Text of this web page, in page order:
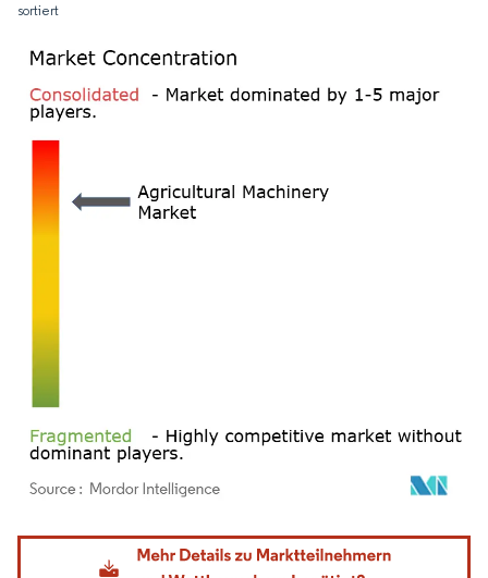
sortiert
Bild © Mordor Intelligence. Wiederverwendung erfordert Namensnennung gemäß